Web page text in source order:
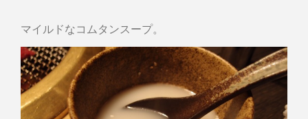
マイルドなコムタンスープ。